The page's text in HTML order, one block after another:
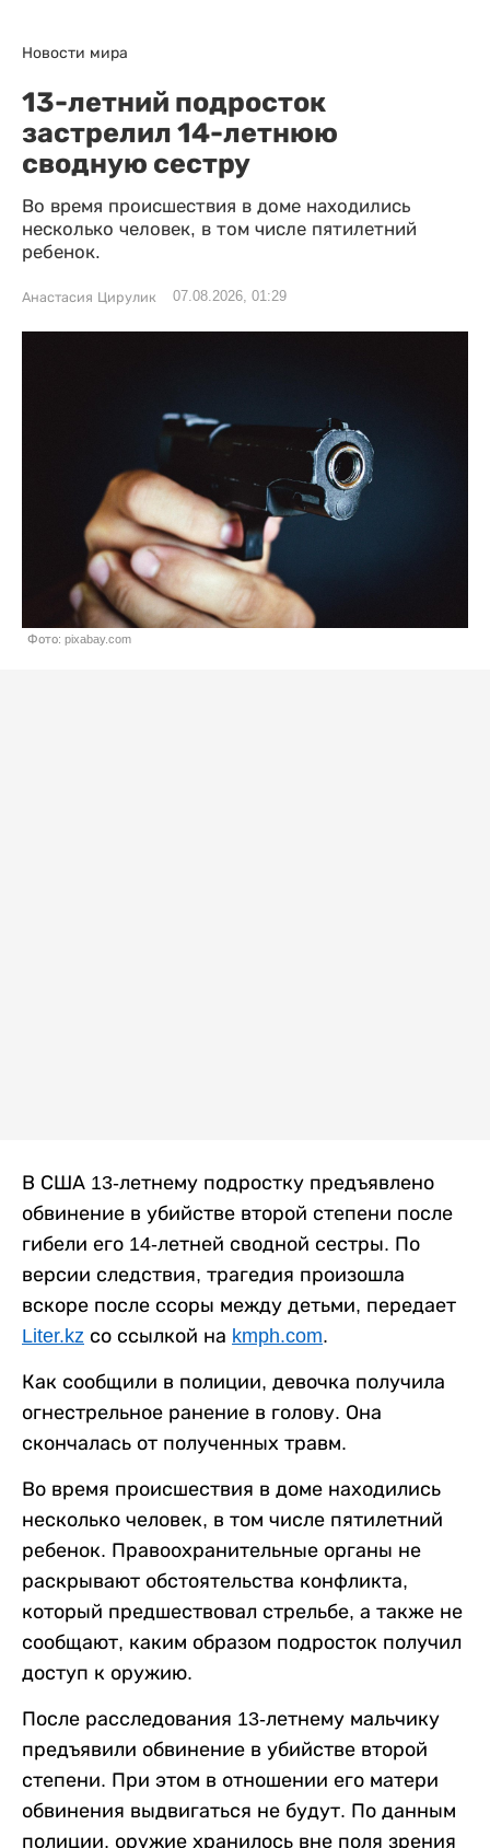
Новости мира
13-летний подросток
застрелил 14-летнюю
сводную сестру
Во время происшествия в доме находились
несколько человек, в том числе пятилетний
ребенок.
Анастасия Цирулик 07.08.2026, 01:29
Фото: pixabay.com
В США 13-летнему подростку предъявлено
обвинение в убийстве второй степени после
гибели его 14-летней сводной сестры. По
версии следствия, трагедия произошла
вскоре после ссоры между детьми, передает
Liter.kz со ссылкой на kmph.com.
Как сообщили в полиции, девочка получила
огнестрельное ранение в голову. Она
скончалась от полученных травм.
Во время происшествия в доме находились
несколько человек, в том числе пятилетний
ребенок. Правоохранительные органы не
раскрывают обстоятельства конфликта,
который предшествовал стрельбе, а также не
сообщают, каким образом подросток получил
доступ к оружию.
После расследования 13-летнему мальчику
предъявили обвинение в убийстве второй
степени. При этом в отношении его матери
обвинения выдвигаться не будут. По данным
полиции, оружие хранилось вне поля зрения